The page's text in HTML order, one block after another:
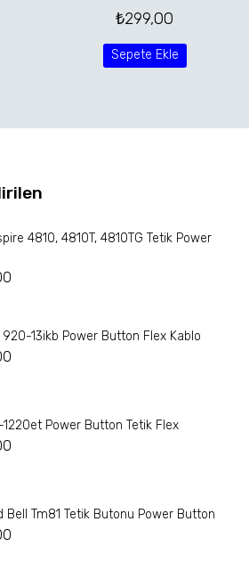
₺299,00
Sepete Ekle
4810, 4810T, 4810TG Tetik Power
920-13ikb Power Button Flex Kablo
1220et Power Button Tetik Flex
Bell Tm81 Tetik Butonu Power Button